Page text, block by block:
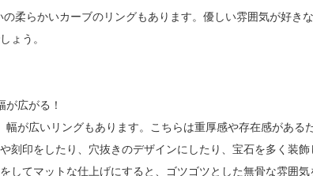
柔らかいカーブのリングもあります。優しい雰囲気が好き
ょう。
広がる！
が広いリングもあります。こちらは重厚感や存在感がある
刻印をしたり、穴抜きのデザインにしたり、宝石を多く装
してマットな仕上げにすると、ゴツゴツとした無骨な雰囲気